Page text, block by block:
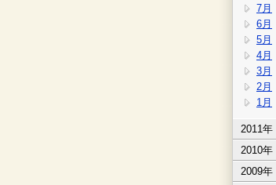
7月
6月
5月
4月
3月
2月
1月
2011年
2010年
2009年